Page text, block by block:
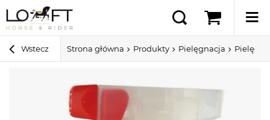
Wstecz Strona główna Produkty Pielęgnacja